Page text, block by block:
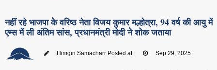
नहीं रहे भाजपा के वरिष्ठ नेता विजय कुमार मल्होत्रा, 94 वर्ष की आयु में
एम्स में ली अंतिम सांस, प्रधानमंत्री मोदी ने शोक जताया
Himgiri Samacharr Posted at: Sep 29, 2025